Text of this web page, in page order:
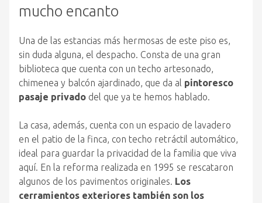
mucho encanto
Una de las estancias más hermosas de este piso es,
sin duda alguna, el despacho. Consta de una gran
biblioteca que cuenta con un techo artesonado,
chimenea y balcón ajardinado, que da al pintoresco
pasaje privado del que ya te hemos hablado.
La casa, además, cuenta con un espacio de lavadero
en el patio de la finca, con techo retráctil automático,
ideal para guardar la privacidad de la familia que viva
aquí. En la reforma realizada en 1995 se rescataron
algunos de los pavimentos originales. Los
cerramientos exteriores también son los